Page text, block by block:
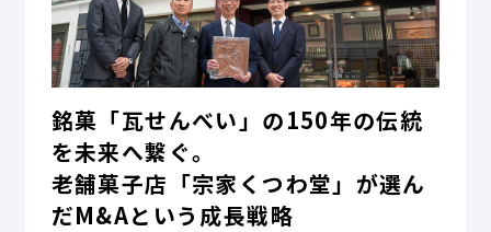
銘菓「瓦せんべい」の150年の伝統
を未来へ繋ぐ。
老舗菓子店「宗家くつわ堂」が選ん
だM&Aという成長戦略